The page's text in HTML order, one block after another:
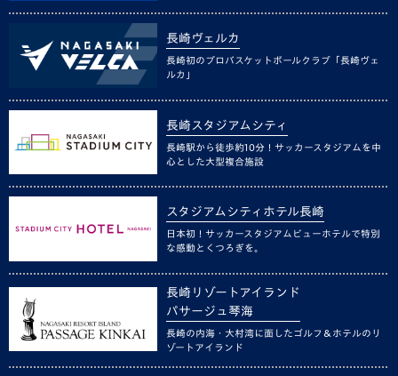
長崎ヴェルカ
長崎初のプロバスケットボールクラブ「長崎ヴェ
ルカ」
長崎スタジアムシティ
長崎駅から徒歩約10分！サッカースタジアムを中
心とした大型複合施設
スタジアムシティホテル長崎
日本初！サッカースタジアムビューホテルで特別
な感動とくつろぎを。
長崎リゾートアイランド
パサージュ琴海
長崎の内海・大村湾に面したゴルフ＆ホテルのリ
ゾートアイランド